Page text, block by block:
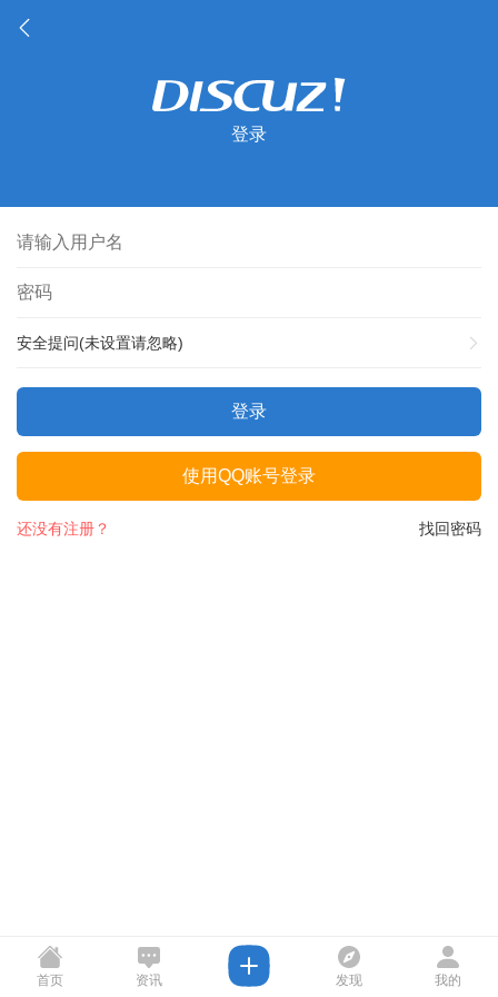
登录
安全提问(未设置请忽略)
登录
使用QQ账号登录
找回密码
还没有注册？
首页 资讯 发现 我的